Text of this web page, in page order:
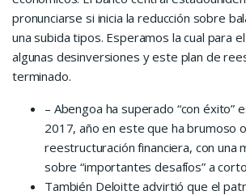
pronunciarse si inicia la reducción sobre
una subida tipos. Esperamos la cual para
algunas desinversiones y este plan de
terminado.
– Abengoa ha superado “con éxito”
2017, año en este que ha brumoso
reestructuración financiera, con una
sobre “importantes desafíos” a
También Deloitte advirtió que el